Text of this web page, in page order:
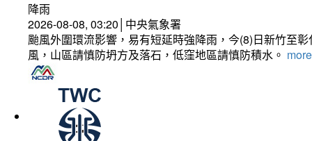
降雨
2026-08-08, 03:20│中央氣象署
颱風外圍環流影響，易有短延時強降雨，今(8)日新竹至
風，山區請慎防坍方及落石，低窪地區請慎防積水。